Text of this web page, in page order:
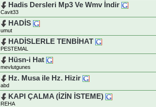
Hadis Dersleri Mp3 Ve Wmv İndir
Cavit33
HADİS
umut
HADİSLERLE TENBİHAT
PESTEMAL
Hüsn-i Hat
mevlutgunes
Hz. Musa ile Hz. Hizir
abd
KAPI ÇALMA (İZİN İSTEME)
REHA